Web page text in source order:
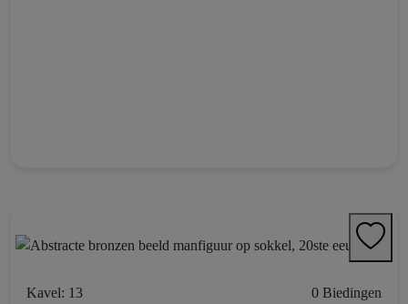
Kavel: 13 0 Biedingen